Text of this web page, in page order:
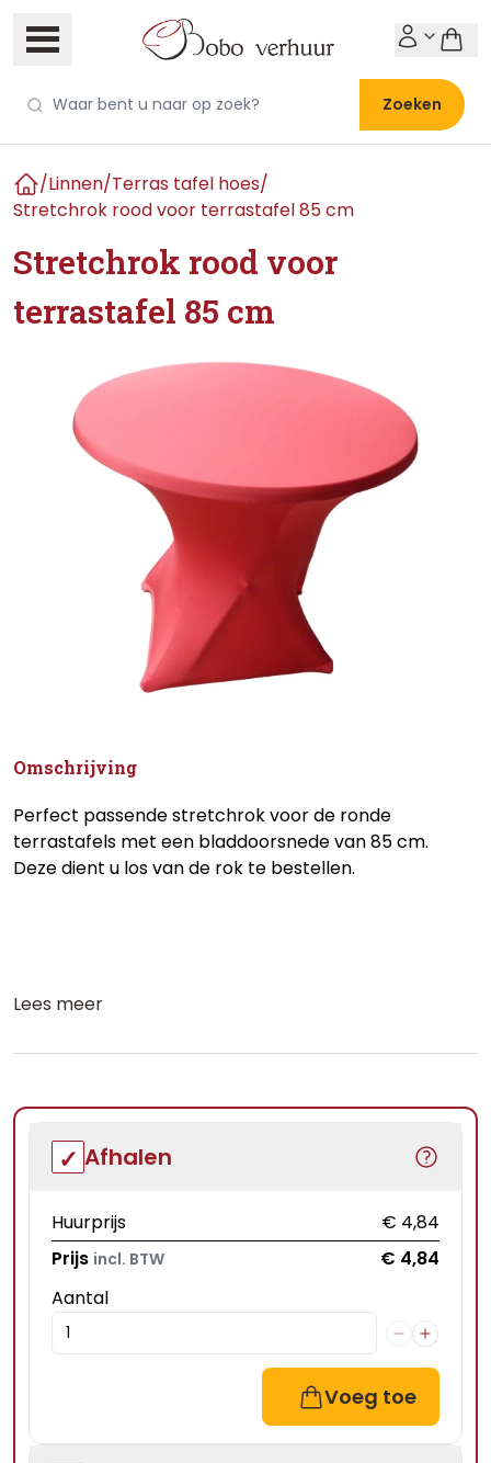
Zoeken
Home
/Linnen/Terras tafel hoes/
Stretchrok rood voor terrastafel 85 cm
Stretchrok rood voor
terrastafel 85 cm
Omschrijving
Perfect passende stretchrok voor de ronde
terrastafels met een bladdoorsnede van 85 cm.
Deze dient u los van de rok te bestellen.
Lees meer
Afhalen
Huurprijs
€ 4,84
Prijs incl. BTW
€ 4,84
Aantal
Voeg toe